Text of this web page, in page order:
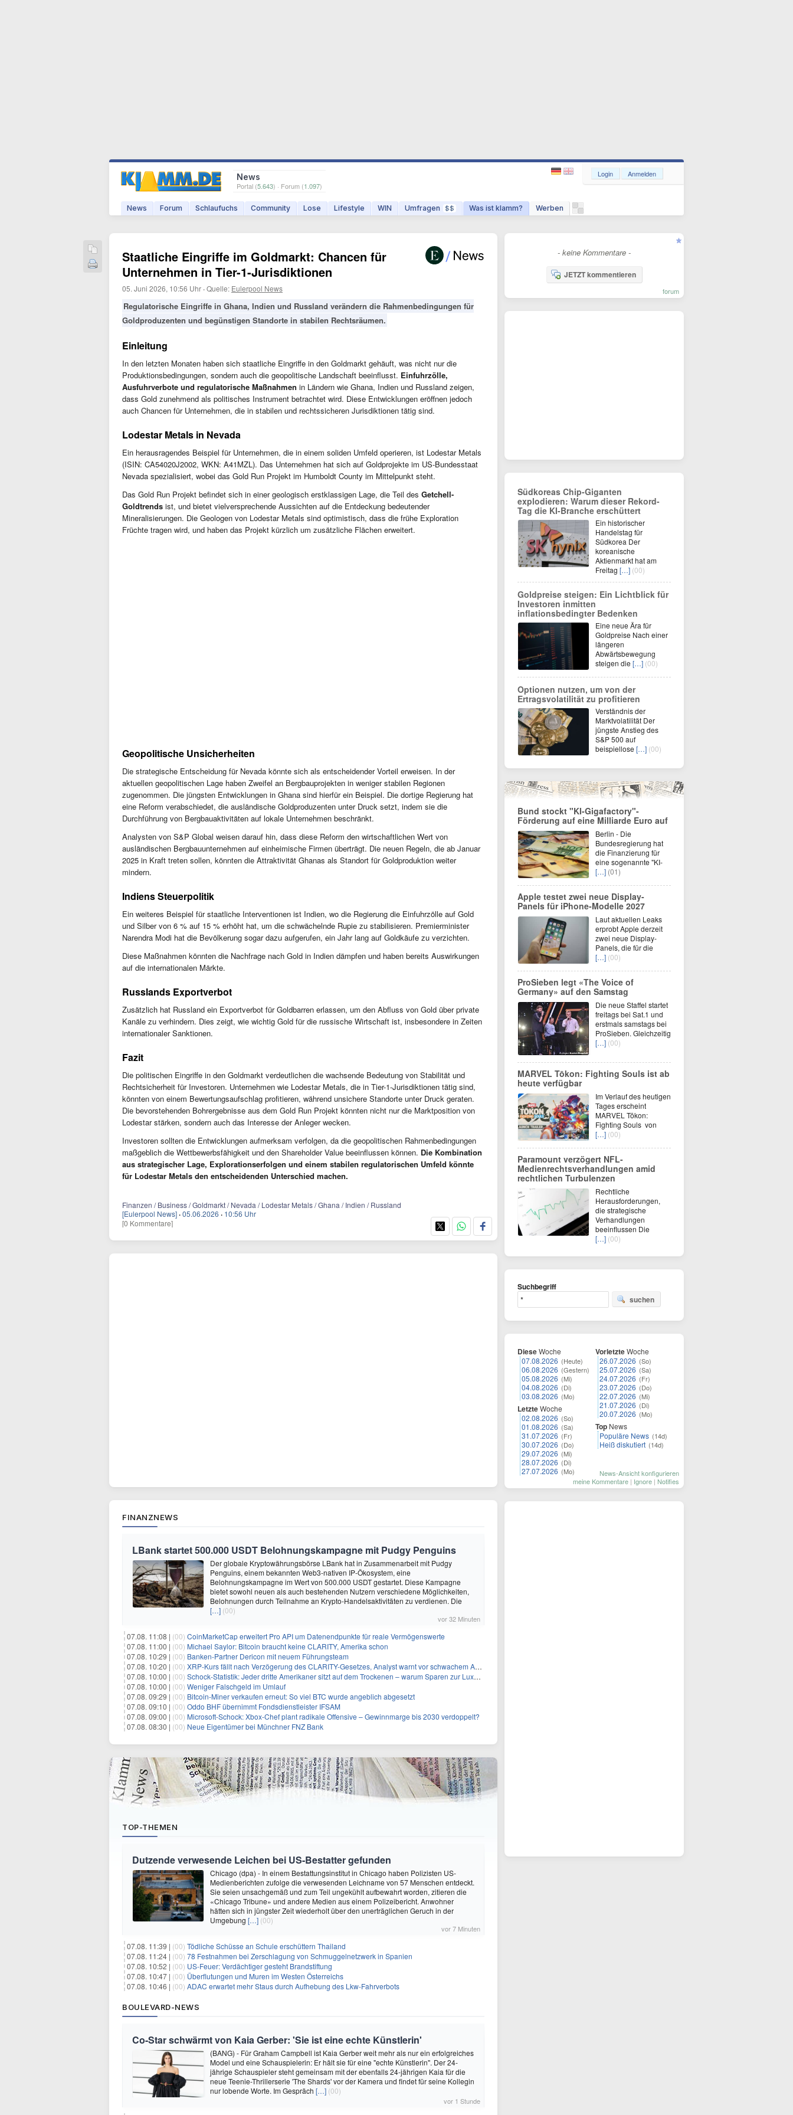
News
Portal (5.643) · Forum (1.097)
News Forum Schlaufuchs Community Lose Lifestyle WIN Umfragen $$ Was ist klamm? Werben
Login Anmelden
Staatliche Eingriffe im Goldmarkt: Chancen für
Unternehmen in Tier-1-Jurisdiktionen
05. Juni 2026, 10:56 Uhr ·Quelle: Eulerpool News
Regulatorische Eingriffe in Ghana, Indien und Russland verändern die Rahmenbedingungen für
Goldproduzenten und begünstigen Standorte in stabilen Rechtsräumen.
Einleitung
In den letzten Monaten haben sich staatliche Eingriffe in den Goldmarkt gehäuft, was nicht nur die
Produktionsbedingungen, sondern auch die geopolitische Landschaft beeinflusst. Einfuhrzölle,
Ausfuhrverbote und regulatorische Maßnahmen in Ländern wie Ghana, Indien und Russland zeigen,
dass Gold zunehmend als politisches Instrument betrachtet wird. Diese Entwicklungen eröffnen jedoch
auch Chancen für Unternehmen, die in stabilen und rechtssicheren Jurisdiktionen tätig sind.
Lodestar Metals in Nevada
Ein herausragendes Beispiel für Unternehmen, die in einem soliden Umfeld operieren, ist Lodestar Metals
(ISIN: CA54020J2002, WKN: A41MZL). Das Unternehmen hat sich auf Goldprojekte im US-Bundesstaat
Nevada spezialisiert, wobei das Gold Run Projekt im Humboldt County im Mittelpunkt steht.
Das Gold Run Projekt befindet sich in einer geologisch erstklassigen Lage, die Teil des Getchell-
Goldtrends ist, und bietet vielversprechende Aussichten auf die Entdeckung bedeutender
Mineralisierungen. Die Geologen von Lodestar Metals sind optimistisch, dass die frühe Exploration
Früchte tragen wird, und haben das Projekt kürzlich um zusätzliche Flächen erweitert.
Geopolitische Unsicherheiten
Die strategische Entscheidung für Nevada könnte sich als entscheidender Vorteil erweisen. In der
aktuellen geopolitischen Lage haben Zweifel an Bergbauprojekten in weniger stabilen Regionen
zugenommen. Die jüngsten Entwicklungen in Ghana sind hierfür ein Beispiel. Die dortige Regierung hat
eine Reform verabschiedet, die ausländische Goldproduzenten unter Druck setzt, indem sie die
Durchführung von Bergbauaktivitäten auf lokale Unternehmen beschränkt.
Analysten von S&P Global weisen darauf hin, dass diese Reform den wirtschaftlichen Wert von
ausländischen Bergbauunternehmen auf einheimische Firmen überträgt. Die neuen Regeln, die ab Januar
2025 in Kraft treten sollen, könnten die Attraktivität Ghanas als Standort für Goldproduktion weiter
mindern.
Indiens Steuerpolitik
Ein weiteres Beispiel für staatliche Interventionen ist Indien, wo die Regierung die Einfuhrzölle auf Gold
und Silber von 6 % auf 15 % erhöht hat, um die schwächelnde Rupie zu stabilisieren. Premierminister
Narendra Modi hat die Bevölkerung sogar dazu aufgerufen, ein Jahr lang auf Goldkäufe zu verzichten.
Diese Maßnahmen könnten die Nachfrage nach Gold in Indien dämpfen und haben bereits Auswirkungen
auf die internationalen Märkte.
Russlands Exportverbot
Zusätzlich hat Russland ein Exportverbot für Goldbarren erlassen, um den Abfluss von Gold über private
Kanäle zu verhindern. Dies zeigt, wie wichtig Gold für die russische Wirtschaft ist, insbesondere in Zeiten
internationaler Sanktionen.
Fazit
Die politischen Eingriffe in den Goldmarkt verdeutlichen die wachsende Bedeutung von Stabilität und
Rechtsicherheit für Investoren. Unternehmen wie Lodestar Metals, die in Tier-1-Jurisdiktionen tätig sind,
könnten von einem Bewertungsaufschlag profitieren, während unsichere Standorte unter Druck geraten.
Die bevorstehenden Bohrergebnisse aus dem Gold Run Projekt könnten nicht nur die Marktposition von
Lodestar stärken, sondern auch das Interesse der Anleger wecken.
Investoren sollten die Entwicklungen aufmerksam verfolgen, da die geopolitischen Rahmenbedingungen
maßgeblich die Wettbewerbsfähigkeit und den Shareholder Value beeinflussen können. Die Kombination
aus strategischer Lage, Explorationserfolgen und einem stabilen regulatorischen Umfeld könnte
für Lodestar Metals den entscheidenden Unterschied machen.
Finanzen / Business / Goldmarkt / Nevada / Lodestar Metals / Ghana / Indien / Russland
[Eulerpool News] ·05.06.2026 · 10:56 Uhr
[0 Kommentare]
FINANZNEWS
LBank startet 500.000 USDT Belohnungskampagne mit Pudgy Penguins
Der globale Kryptowährungsbörse LBank hat in Zusammenarbeit mit Pudgy
Penguins, einem bekannten Web3-nativen IP-Ökosystem, eine
Belohnungskampagne im Wert von 500.000 USDT gestartet. Diese Kampagne
bietet sowohl neuen als auch bestehenden Nutzern verschiedene Möglichkeiten,
Belohnungen durch Teilnahme an Krypto-Handelsaktivitäten zu verdienen. Die
[…] (00)
vor 32 Minuten
07.08. 11:08 | (00) CoinMarketCap erweitert Pro API um Datenendpunkte für reale Vermögenswerte
07.08. 11:00 | (00) Michael Saylor: Bitcoin braucht keine CLARITY, Amerika schon
07.08. 10:29 | (00) Banken-Partner Dericon mit neuem Führungsteam
07.08. 10:20 | (00) XRP-Kurs fällt nach Verzögerung des CLARITY-Gesetzes, Analyst warnt vor schwachem August-Trend
07.08. 10:00 | (00) Schock-Statistik: Jeder dritte Amerikaner sitzt auf dem Trockenen – warum Sparen zur Luxus-Aktivität wird
07.08. 10:00 | (00) Weniger Falschgeld im Umlauf
07.08. 09:29 | (00) Bitcoin-Miner verkaufen erneut: So viel BTC wurde angeblich abgesetzt
07.08. 09:10 | (00) Oddo BHF übernimmt Fondsdienstleister IFSAM
07.08. 09:00 | (00) Microsoft-Schock: Xbox-Chef plant radikale Offensive – Gewinnmarge bis 2030 verdoppelt?
07.08. 08:30 | (00) Neue Eigentümer bei Münchner FNZ Bank
TOP-THEMEN
Dutzende verwesende Leichen bei US-Bestatter gefunden
Chicago (dpa) - In einem Bestattungsinstitut in Chicago haben Polizisten US-
Medienberichten zufolge die verwesenden Leichname von 57 Menschen entdeckt.
Sie seien unsachgemäß und zum Teil ungekühlt aufbewahrt worden, zitieren die
«Chicago Tribune» und andere Medien aus einem Polizeibericht. Anwohner
hätten sich in jüngster Zeit wiederholt über den unerträglichen Geruch in der
Umgebung […] (00)
vor 7 Minuten
07.08. 11:39 | (00) Tödliche Schüsse an Schule erschüttern Thailand
07.08. 11:24 | (00) 78 Festnahmen bei Zerschlagung von Schmuggelnetzwerk in Spanien
07.08. 10:52 | (00) US-Feuer: Verdächtiger gesteht Brandstiftung
07.08. 10:47 | (00) Überflutungen und Muren im Westen Österreichs
07.08. 10:46 | (00) ADAC erwartet mehr Staus durch Aufhebung des Lkw-Fahrverbots
BOULEVARD-NEWS
Co-Star schwärmt von Kaia Gerber: 'Sie ist eine echte Künstlerin'
(BANG) - Für Graham Campbell ist Kaia Gerber weit mehr als nur ein erfolgreiches
Model und eine Schauspielerin: Er hält sie für eine "echte Künstlerin". Der 24-
jährige Schauspieler steht gemeinsam mit der ebenfalls 24-jährigen Kaia für die
neue Teenie-Thrillerserie 'The Shards' vor der Kamera und findet für seine Kollegin
nur lobende Worte. Im Gespräch […] (00)
vor 1 Stunde
- keine Kommentare -
JETZT kommentieren
forum
Südkoreas Chip-Giganten
explodieren: Warum dieser Rekord-
Tag die KI-Branche erschüttert
Ein historischer
Handelstag für
Südkorea Der
koreanische
Aktienmarkt hat am
Freitag […] (00)
Goldpreise steigen: Ein Lichtblick für
Investoren inmitten
inflationsbedingter Bedenken
Eine neue Ära für
Goldpreise Nach einer
längeren
Abwärtsbewegung
steigen die […] (00)
Optionen nutzen, um von der
Ertragsvolatilität zu profitieren
Verständnis der
Marktvolatilität Der
jüngste Anstieg des
S&P 500 auf
beispiellose […] (00)
Bund stockt "KI-Gigafactory"-
Förderung auf eine Milliarde Euro auf
Berlin - Die
Bundesregierung hat
die Finanzierung für
eine sogenannte "KI-
[…] (01)
Apple testet zwei neue Display-
Panels für iPhone-Modelle 2027
Laut aktuellen Leaks
erprobt Apple derzeit
zwei neue Display-
Panels, die für die
[…] (00)
ProSieben legt «The Voice of
Germany» auf den Samstag
Die neue Staffel startet
freitags bei Sat.1 und
erstmals samstags bei
ProSieben. Gleichzeitig
[…] (00)
MARVEL Tōkon: Fighting Souls ist ab
heute verfügbar
Im Verlauf des heutigen
Tages erscheint
MARVEL Tōkon:
Fighting Souls von
[…] (00)
Paramount verzögert NFL-
Medienrechtsverhandlungen amid
rechtlichen Turbulenzen
Rechtliche
Herausforderungen,
die strategische
Verhandlungen
beeinflussen Die
[…] (00)
Suchbegriff
suchen
DieseWoche
07.08.2026 (Heute)
06.08.2026 (Gestern)
05.08.2026 (Mi)
04.08.2026 (Di)
03.08.2026 (Mo)
LetzteWoche
02.08.2026 (So)
01.08.2026 (Sa)
31.07.2026 (Fr)
30.07.2026 (Do)
29.07.2026 (Mi)
28.07.2026 (Di)
27.07.2026 (Mo)
VorletzteWoche
26.07.2026 (So)
25.07.2026 (Sa)
24.07.2026 (Fr)
23.07.2026 (Do)
22.07.2026 (Mi)
21.07.2026 (Di)
20.07.2026 (Mo)
Top News
Populäre News (14d)
Heiß diskutiert (14d)
News-Ansicht konfigurieren
meine Kommentare | Ignore | Notifies